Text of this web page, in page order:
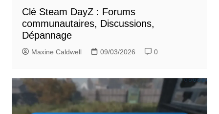
Clé Steam DayZ : Forums
communautaires, Discussions,
Dépannage
Maxine Caldwell 09/03/2026 0